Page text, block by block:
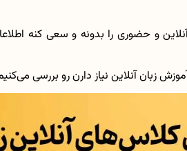
و حضوری را بدونه و سعی کنه
زبان آنلاین نیاز دارن رو بررسی